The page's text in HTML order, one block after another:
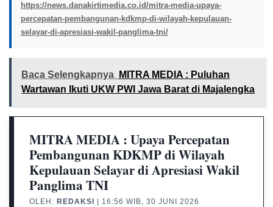
https://news.danakirtimedia.co.id/mitra-media-upaya-
percepatan-pembangunan-kdkmp-di-wilayah-kepulauan-
selayar-di-apresiasi-wakil-panglima-tni/
Baca Selengkapnya
MITRA MEDIA : Puluhan
Wartawan Ikuti UKW PWI Jawa Barat di Majalengka
MITRA MEDIA : Upaya Percepatan
Pembangunan KDKMP di Wilayah
Kepulauan Selayar di Apresiasi Wakil
Panglima TNI
OLEH: REDAKSI | 16:56 WIB, 30 JUNI 2026